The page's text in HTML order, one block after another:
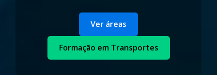
Ver áreas
Formação em Transportes